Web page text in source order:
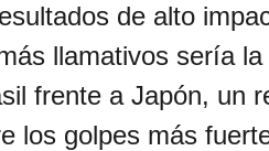
de alto
llamativos sería la
frente a Japón, un
los golpes más